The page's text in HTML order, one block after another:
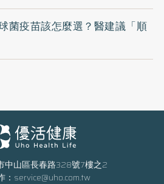
菌疫苗該怎麼選？醫建議「順
中山區長春路328號7樓之2
： service@uho.com.tw